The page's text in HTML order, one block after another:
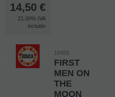
14,50 €
21.00% IVA
incluido
18459
FIRST
MEN ON
THE
MOON